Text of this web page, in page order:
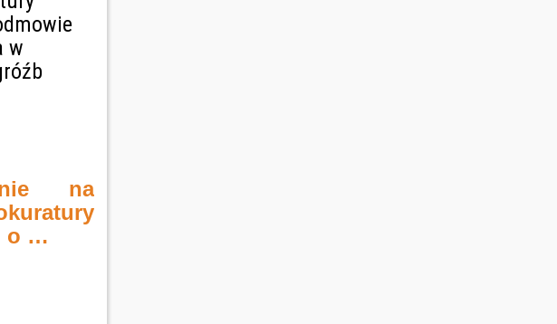
w
na
o …